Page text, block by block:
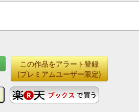
この作品をアラート登録
(プレミアムユーザー限定)